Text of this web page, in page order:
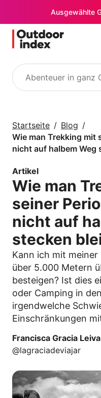
Ausgewählte
Suchen
Startseite
Blog
Wie man Trekking mit
nicht auf halbem Weg
Artikel
Wie man
seiner
nicht auf
stecken
Kann ich mit
über 5.000 Metern
besteigen? Ist dies
oder Camping in
irgendwelche
Einschränkungen
Francisca Gracia Leiva
@lagraciadeviajar